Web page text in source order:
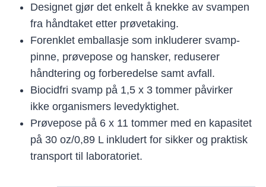
Designet gjør det enkelt å knekke av svampen
fra håndtaket etter prøvetaking.
Forenklet emballasje som inkluderer svamp-
pinne, prøvepose og hansker, reduserer
håndtering og forberedelse samt avfall.
Biocidfri svamp på 1,5 x 3 tommer påvirker
ikke organismers levedyktighet.
Prøvepose på 6 x 11 tommer med en kapasitet
på 30 oz/0,89 L inkludert for sikker og praktisk
transport til laboratoriet.